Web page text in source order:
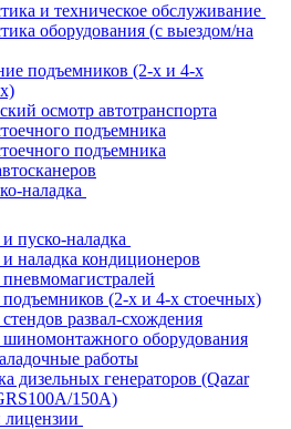
и техническое обслуживание
оборудования (с выездом/на
подъемников (2-х и 4-х
осмотр автотранспорта
подъемника
подъемника
наладка
пуско-наладка
наладка кондиционеров
(2-х и 4-х стоечных)
развал-схождения
оборудования
работы
дизельных генераторов (Qazar
150A)